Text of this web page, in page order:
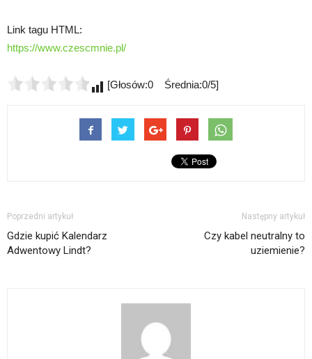
Link tagu HTML:
https://www.czescmnie.pl/
[Głosów:0 Średnia:0/5]
Poprzedni artykuł
Gdzie kupić Kalendarz
Adwentowy Lindt?
Następny artykuł
Czy kabel neutralny to
uziemienie?